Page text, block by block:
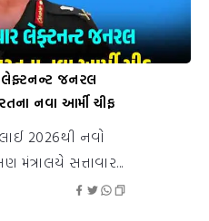
લેફ્ટનન્ટ જનરલ
નવા આર્મી ચીફ
2026થી નવો
મંત્રાલયે સત્તાવાર...